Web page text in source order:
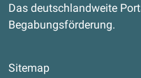
Das deutschlandweite
Begabungsförderung.
Sitemap